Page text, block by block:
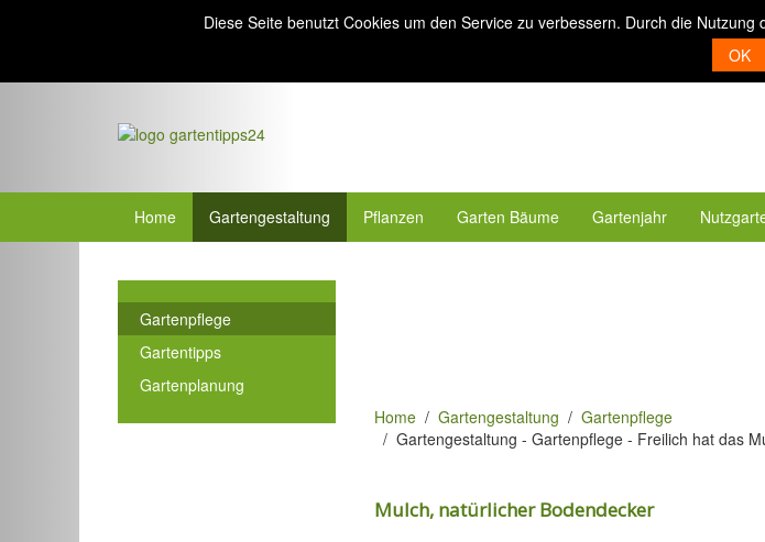
Diese Seite benutzt Cookies um den Service zu verbessern. Durch die
OK
Home Gartengestaltung Pflanzen Garten Bäume Gartenjahr
Home Gartengestaltung
Gartenpflege
Gartengestaltung - Gartenpflege - Freilich hat das
Mulch, natürlicher Bodendecker
Gartenpflege
Gartentipps
Gartenplanung